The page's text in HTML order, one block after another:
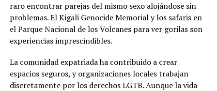
raro encontrar parejas del mismo sexo alojándose sin
problemas. El Kigali Genocide Memorial y los safaris en
el Parque Nacional de los Volcanes para ver gorilas son
experiencias imprescindibles.
La comunidad expatriada ha contribuido a crear
espacios seguros, y organizaciones locales trabajan
discretamente por los derechos LGTB. Aunque la vida